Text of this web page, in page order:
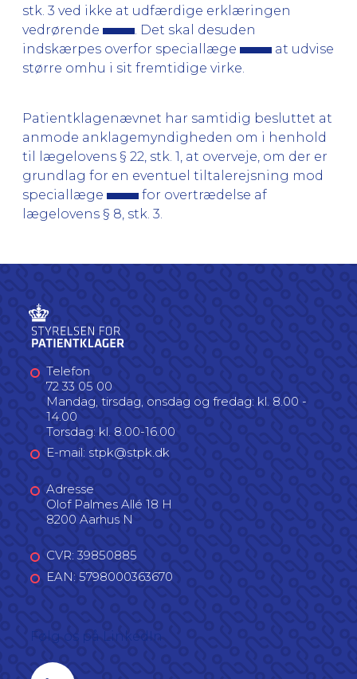
stk. 3 ved ikke at udfærdige erklæringen
vedrørende
. Det skal desuden
indskærpes overfor speciallæge
at udvise
større omhu i sit fremtidige virke.
Patientklagenævnet har samtidig besluttet at
anmode anklagemyndigheden om i henhold
til lægelovens § 22, stk. 1, at overveje, om der er
grundlag for en eventuel tiltalerejsning mod
speciallæge
for overtrædelse af
lægelovens § 8, stk. 3.
Telefon
72 33 05 00
Mandag, tirsdag, onsdag og fredag: kl. 8.00 -
14.00
Torsdag: kl. 8.00-16.00
E-mail: stpk@stpk.dk
Adresse
Olof Palmes Allé 18 H
8200 Aarhus N
CVR: 39850885
EAN: 5798000363670
Linkedin profil